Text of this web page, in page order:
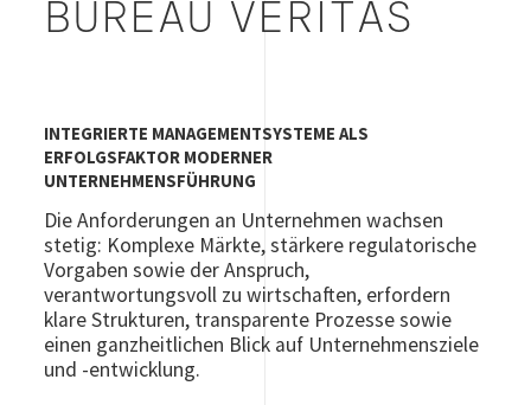
BUREAU VERITAS
INTEGRIERTE MANAGEMENTSYSTEME ALS
ERFOLGSFAKTOR MODERNER
UNTERNEHMENSFÜHRUNG
Die Anforderungen an Unternehmen wachsen
stetig: Komplexe Märkte, stärkere regulatorische
Vorgaben sowie der Anspruch,
verantwortungsvoll zu wirtschaften, erfordern
klare Strukturen, transparente Prozesse sowie
einen ganzheitlichen Blick auf Unternehmensziele
und -entwicklung.